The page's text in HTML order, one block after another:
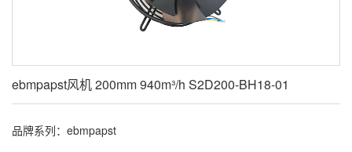
ebmpapst风机 200mm 940m³/h S2D200-BH18-01
品牌系列：ebmpapst